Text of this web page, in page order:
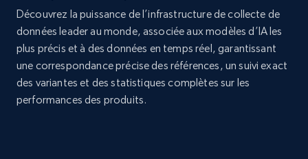
products from Brands URLs
Title, Seller name, Brand, Description, Initial
price, Currency, Availability, Reviews count, and
more.
2.1K+ 375+
Découvrez la puissance de l’infrastructure de collecte de
données leader au monde, associée aux modèles d’IA les
plus précis et à des données en temps réel, garantissant
une correspondance précise des références, un suivi exact
des variantes et des statistiques complètes sur les
performances des produits.